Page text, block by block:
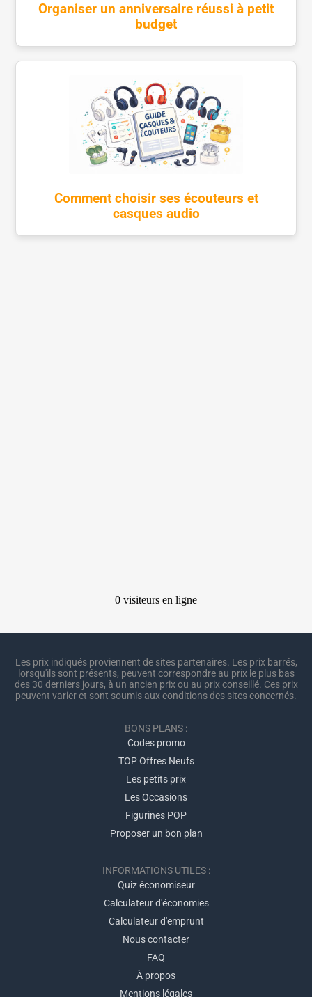
Organiser un anniversaire réussi à petit
budget
Comment choisir ses écouteurs et
casques audio
Les prix indiqués proviennent de sites partenaires. Les prix barrés,
lorsqu'ils sont présents, peuvent correspondre au prix le plus bas
des 30 derniers jours, à un ancien prix ou au prix conseillé. Ces prix
peuvent varier et sont soumis aux conditions des sites concernés.
BONS PLANS :
Codes promo
TOP Offres Neufs
Les petits prix
Les Occasions
Figurines POP
Proposer un bon plan
INFORMATIONS UTILES :
Quiz économiseur
Calculateur d'économies
Calculateur d'emprunt
Nous contacter
FAQ
À propos
Mentions légales